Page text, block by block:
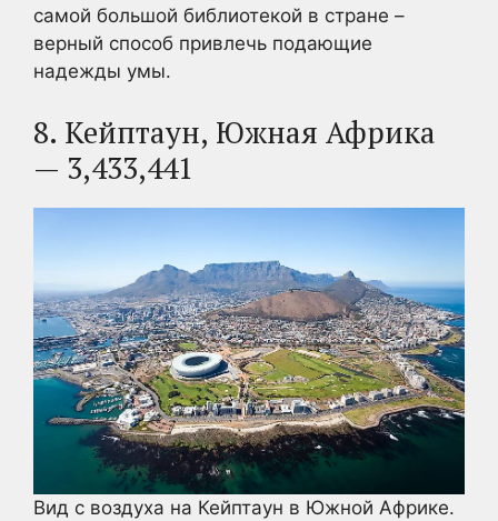
самой большой библиотекой в стране –
верный способ привлечь подающие
надежды умы.
8. Кейптаун, Южная Африка
— 3,433,441
Вид с воздуха на Кейптаун в Южной Африке.